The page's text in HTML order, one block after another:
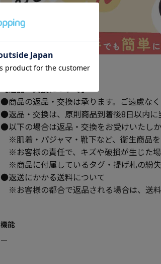
●商品の返品・交換は承ります。ご遠慮なく
●返品・交換は、原則商品到着後8日以内に
●以下の場合は返品・交換をお受けいたし
※肌着・パジャマ・靴下など、衛生商品
※お客様の責任で、キズや破損が生じた
※商品に付属しているタグ・提げ札の紛
●返送にかかる送料について
※お客様の都合で返品される場合は、送料
機能
―